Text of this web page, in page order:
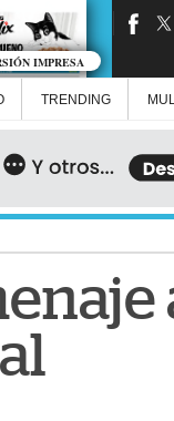
IMPRESA
TRENDING